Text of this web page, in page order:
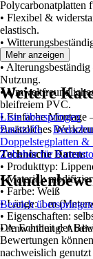
Polycarbonatplatten
• Flexibel &
elastisch.
•
Feuchtigkeit.
•
Nutzung.
•
bleifreiem PVC.
• Einfache Montage
zusätzliches
Technische Daten:
• Produkttyp:
• Material:
• Farbe: Weiß
• Länge: 1 m
• Eigenschaften:
• Anwendung:
Mehr anzeigen
Weitere
Liste überspringen
Baustoffe
Doppelstegplatten &
Zubehör für
Bereich überspringen
Die Echtheit der
Bewertungen
nachweislich